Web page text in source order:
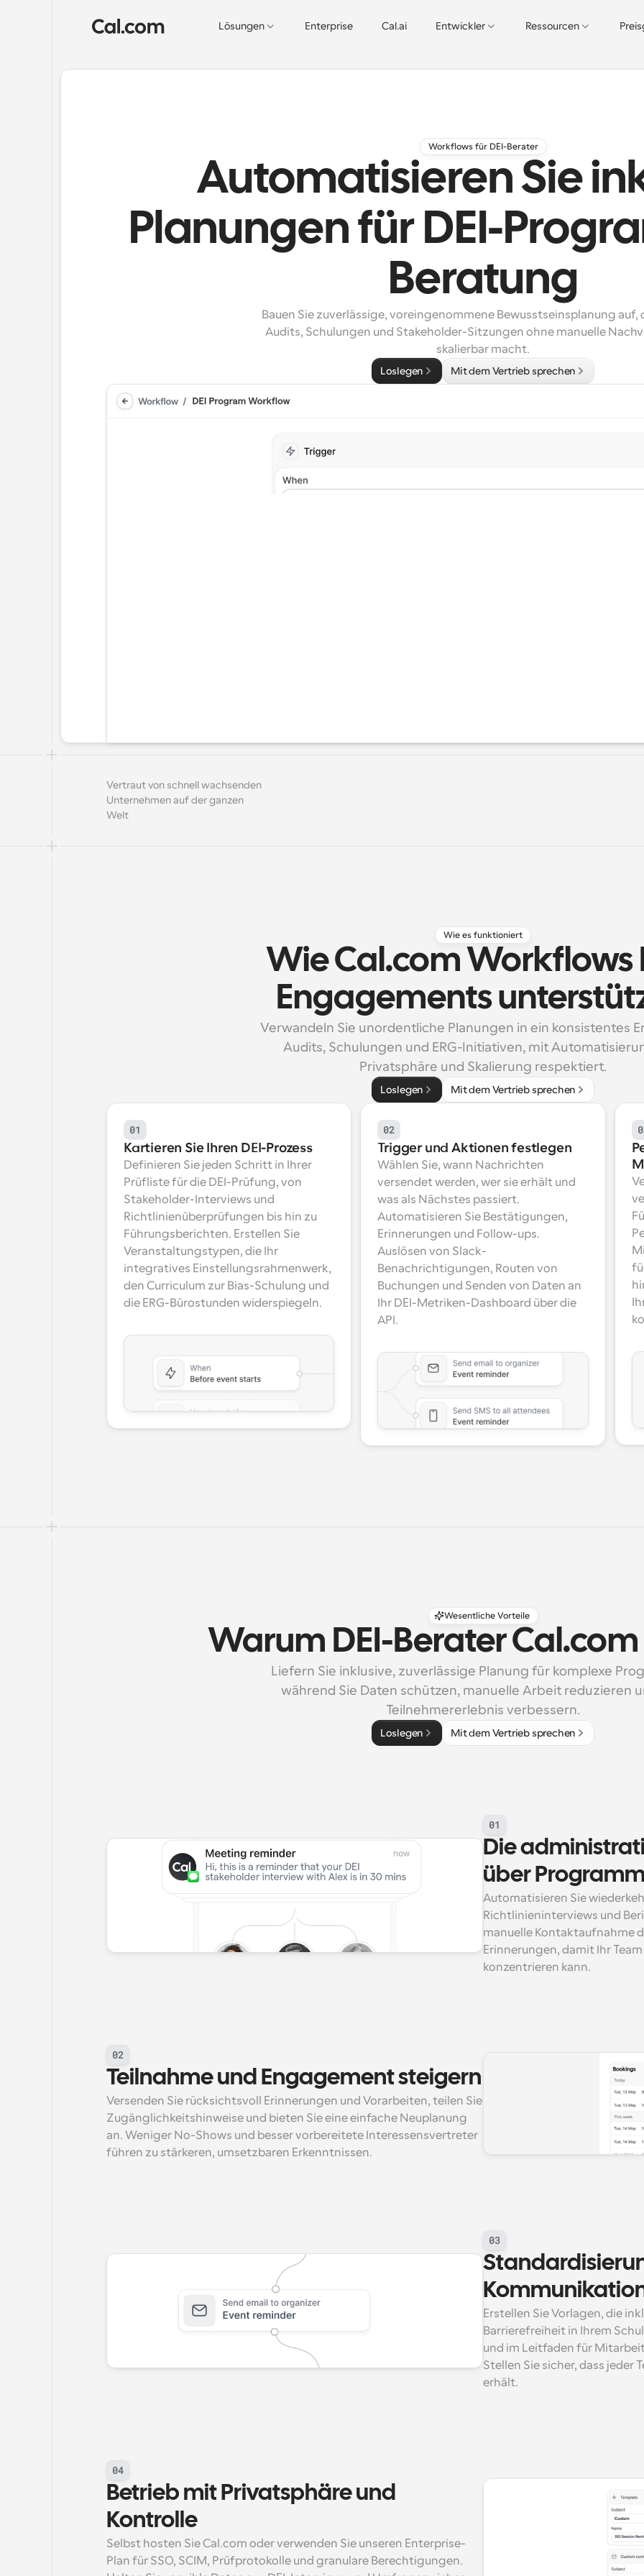
Lösungen Enterprise Cal.ai Entwickler Ressourcen
Workflows für DEI-Berater
Automatisieren Sie
Planungen für DEI-
Beratung
Bauen Sie zuverlässige, voreingenommene Bewusstseinsplanung auf,
Audits, Schulungen und Stakeholder-Sitzungen ohne manuelle
skalierbar macht.
Loslegen Mit dem Vertrieb sprechen
Vertraut von schnell wachsenden
Unternehmen auf der ganzen
Welt
Wie es funktioniert
Wie Cal.com Workflows
Engagements
Verwandeln Sie unordentliche Planungen in ein konsistentes
Audits, Schulungen und ERG-Initiativen, mit
Privatsphäre und Skalierung respektiert.
Loslegen Mit dem Vertrieb sprechen
01
Kartieren Sie Ihren DEI-Prozess
Definieren Sie jeden Schritt in Ihrer
Prüfliste für die DEI-Prüfung, von
Stakeholder-Interviews und
Richtlinienüberprüfungen bis hin zu
Führungsberichten. Erstellen Sie
Veranstaltungstypen, die Ihr
integratives Einstellungsrahmenwerk,
den Curriculum zur Bias-Schulung und
die ERG-Bürostunden widerspiegeln.
02
Trigger und Aktionen festlegen
Wählen Sie, wann Nachrichten
versendet werden, wer sie erhält und
was als Nächstes passiert.
Automatisieren Sie Bestätigungen,
Erinnerungen und Follow-ups.
Auslösen von Slack-
Benachrichtigungen, Routen von
Buchungen und Senden von Daten an
Ihr DEI-Metriken-Dashboard über die
API.
Wesentliche Vorteile
Warum DEI-Berater
Liefern Sie inklusive, zuverlässige Planung für komplexe
während Sie Daten schützen, manuelle Arbeit reduzieren
Teilnehmererlebnis verbessern.
Loslegen Mit dem Vertrieb sprechen
01
Die
über
Automatisieren Sie
Richtlinieninterviews und
manuelle Kontaktaufnahme
Erinnerungen, damit Ihr
konzentrieren kann.
02
Teilnahme und Engagement steigern
Versenden Sie rücksichtsvoll Erinnerungen und Vorarbeiten, teilen Sie
Zugänglichkeitshinweise und bieten Sie eine einfache Neuplanung
an. Weniger No-Shows und besser vorbereitete Interessensvertreter
führen zu stärkeren, umsetzbaren Erkenntnissen.
03
Erstellen Sie Vorlagen, die
Barrierefreiheit in Ihrem
und im Leitfaden für
Stellen Sie sicher, dass jeder
erhält.
04
Betrieb mit Privatsphäre und
Kontrolle
Selbst hosten Sie Cal.com oder verwenden Sie unseren Enterprise-
Plan für SSO, SCIM, Prüfprotokolle und granulare Berechtigungen.